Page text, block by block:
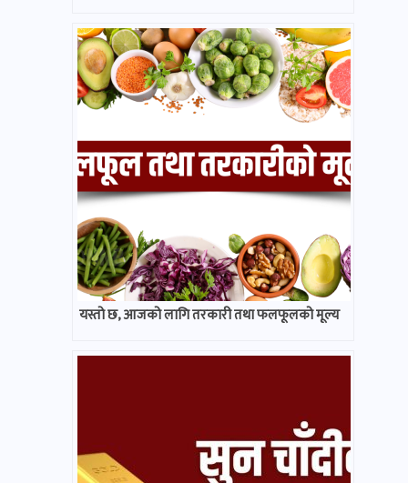
यस्तो छ, आजको लागि तरकारी तथा फलफूलको मूल्य